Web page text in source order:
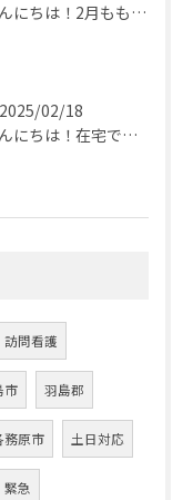
こんにちは！2月ももう終盤ですが、皆さんいかがお過ごしですか...
2025/02/18
こんにちは！在宅でのケアが必要な方にとって、訪問看護は心強い...
訪問看護
市 羽島郡
務原市 土日対応
緊急